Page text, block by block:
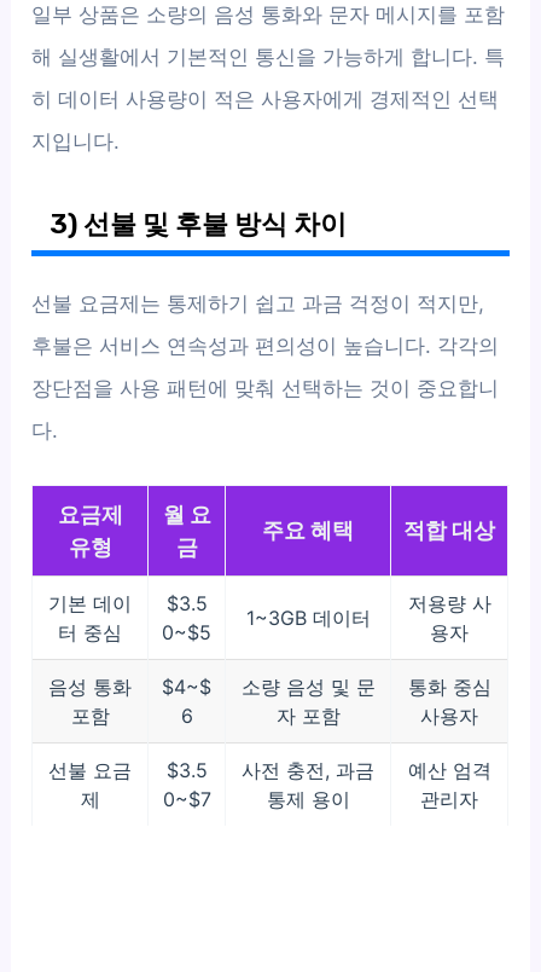
일부 상품은 소량의 음성 통화와 문자 메시지를 포함
해 실생활에서 기본적인 통신을 가능하게 합니다. 특
히 데이터 사용량이 적은 사용자에게 경제적인 선택
지입니다.
3) 선불 및 후불 방식 차이
선불 요금제는 통제하기 쉽고 과금 걱정이 적지만,
후불은 서비스 연속성과 편의성이 높습니다. 각각의
장단점을 사용 패턴에 맞춰 선택하는 것이 중요합니
다.
요금제
유형
월 요
금
주요 혜택 적합 대상
기본 데이
터 중심
$3.5
0~$5
1~3GB 데이터
저용량 사
용자
음성 통화
포함
$4~$
6
소량 음성 및 문
자 포함
통화 중심
사용자
선불 요금
제
$3.5
0~$7
사전 충전, 과금
통제 용이
예산 엄격
관리자